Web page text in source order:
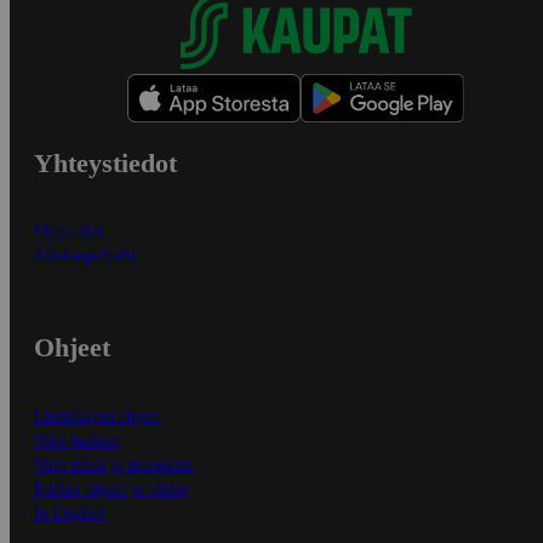
Yhteystiedot
Myymälät
Asiakaspalvelu
Ohjeet
Ensitilaajan ohjeet
Näin maksat
Näin tilaat ja muokkaat
Kaikki ohjeet ja vinkit
In English